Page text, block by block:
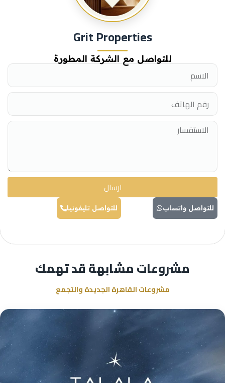
Grit Properties
للتواصل مع الشركة المطورة
ارسال
للتواصل واتساب للتواصل تليفونيا
مشروعات مشابهة قد تهمك
مشروعات القاهرة الجديدة والتجمع